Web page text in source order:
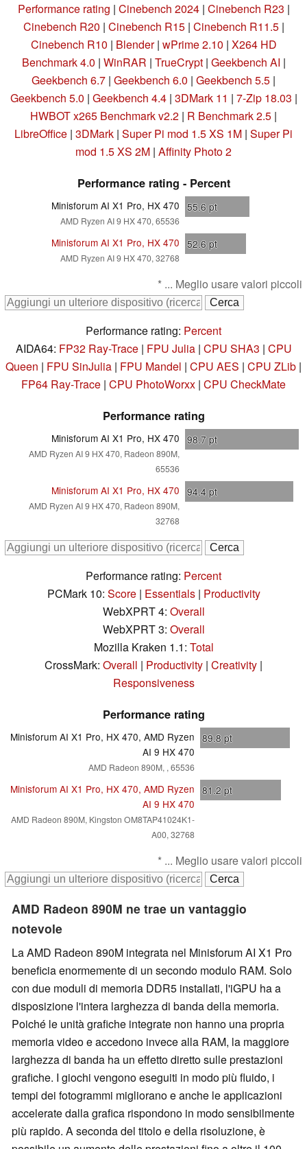
Performance rating | Cinebench 2024| Cinebench R23 |
Cinebench R20 | Cinebench R15| Cinebench R11.5|
Cinebench R10 | Blender| wPrime 2.10 | X264 HD
Benchmark 4.0 | WinRAR | TrueCrypt| Geekbench AI |
Geekbench 6.7 | Geekbench 6.0 | Geekbench 5.5 |
Geekbench 5.0 | Geekbench 4.4| 3DMark 11 | 7-Zip 18.03 |
HWBOT x265 Benchmark v2.2 | R Benchmark 2.5 |
LibreOffice | 3DMark | Super Pi mod 1.5 XS 1M | Super Pi
mod 1.5 XS 2M | Affinity Photo 2
Performance rating - Percent
Minisforum AI X1 Pro, HX 470
AMD Ryzen AI 9 HX 470, 65536
55.6 pt
Minisforum AI X1 Pro, HX 470
AMD Ryzen AI 9 HX 470, 32768
52.6 pt
* ... Meglio usare valori piccoli
Performance rating: Percent
AIDA64: FP32 Ray-Trace| FPU Julia| CPU SHA3 | CPU
Queen | FPU SinJulia | FPU Mandel | CPU AES | CPU ZLib |
FP64 Ray-Trace | CPU PhotoWorxx | CPU CheckMate
Performance rating
Minisforum AI X1 Pro, HX 470
AMD Ryzen AI 9 HX 470, Radeon 890M,
65536
98.7 pt
Minisforum AI X1 Pro, HX 470
AMD Ryzen AI 9 HX 470, Radeon 890M,
32768
94.4 pt
Performance rating: Percent
PCMark 10: Score| Essentials| Productivity
WebXPRT 4: Overall
WebXPRT 3: Overall
Mozilla Kraken 1.1: Total
CrossMark: Overall | Productivity | Creativity |
Responsiveness
Performance rating
Minisforum AI X1 Pro, HX 470, AMD Ryzen
AI 9 HX 470
AMD Radeon 890M, , 65536
89.8 pt
Minisforum AI X1 Pro, HX 470, AMD Ryzen
AI 9 HX 470
AMD Radeon 890M, Kingston OM8TAP41024K1-
A00, 32768
81.2 pt
* ... Meglio usare valori piccoli
AMD Radeon 890M ne trae un vantaggio
notevole
La AMD Radeon 890M integrata nel Minisforum AI X1 Pro
beneficia enormemente di un secondo modulo RAM. Solo
con due moduli di memoria DDR5 installati, l'iGPU ha a
disposizione l'intera larghezza di banda della memoria.
Poiché le unità grafiche integrate non hanno una propria
memoria video e accedono invece alla RAM, la maggiore
larghezza di banda ha un effetto diretto sulle prestazioni
grafiche. I giochi vengono eseguiti in modo più fluido, i
tempi dei fotogrammi migliorano e anche le applicazioni
accelerate dalla grafica rispondono in modo sensibilmente
più rapido. A seconda del titolo e della risoluzione, è